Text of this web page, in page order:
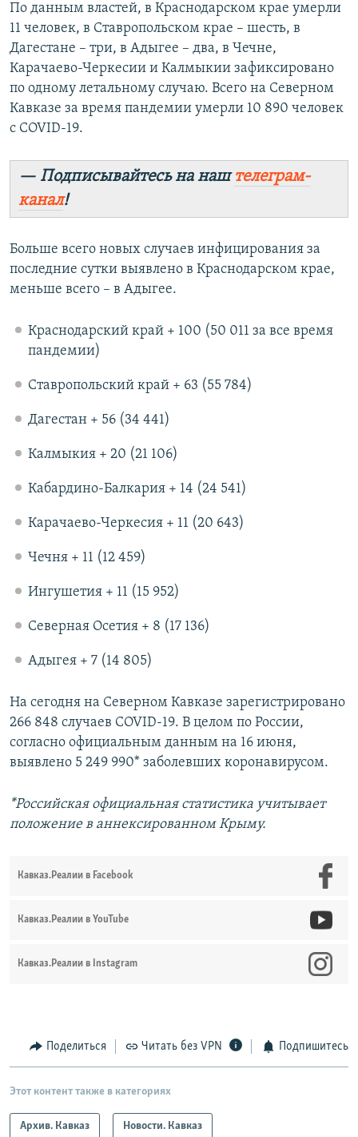
По данным властей, в Краснодарском крае умерли
11 человек, в Ставропольском крае – шесть, в
Дагестане – три, в Адыгее – два, в Чечне,
Карачаево-Черкесии и Калмыкии зафиксировано
по одному летальному случаю. Всего на Северном
Кавказе за время пандемии умерли 10 890 человек
с COVID-19.
— Подписывайтесь на наштелеграм-
канал!
Больше всего новых случаев инфицирования за
последние сутки выявлено в Краснодарском крае,
меньше всего – в Адыгее.
Краснодарский край + 100 (50 011 за все время
пандемии)
Ставропольский край + 63 (55 784)
Дагестан + 56 (34 441)
Калмыкия + 20 (21 106)
Кабардино-Балкария + 14 (24 541)
Карачаево-Черкесия + 11 (20 643)
Чечня + 11 (12 459)
Ингушетия + 11 (15 952)
Северная Осетия + 8 (17 136)
Адыгея + 7 (14 805)
На сегодня на Северном Кавказе зарегистрировано
266 848 случаев COVID-19. В целом по России,
согласно официальным данным на 16 июня,
выявлено 5 249 990* заболевших коронавирусом.
*Российская официальная статистика учитывает
положение в аннексированном Крыму.
Кавказ.Реалии в Facebook
Кавказ.Реалии в YouTube
Кавказ.Реалии в Instagram
Поделиться Читать без VPN Подпишитесь
Этот контент также в категориях
Архив. Кавказ Новости. Кавказ